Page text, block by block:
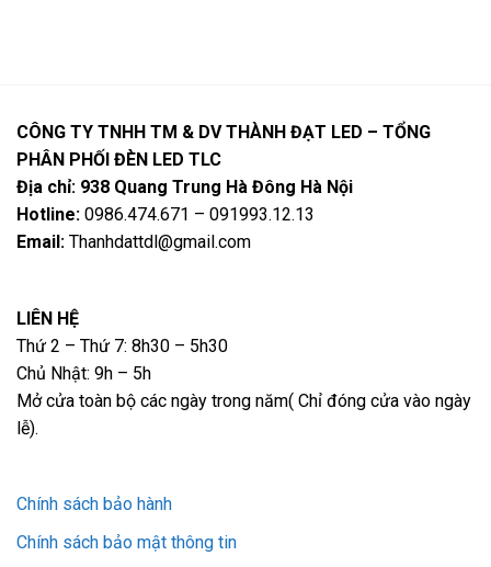
CÔNG TY TNHH TM & DV THÀNH ĐẠT LED – TỔNG
PHÂN PHỐI ĐÈN LED TLC
Địa chỉ: 938 Quang Trung Hà Đông Hà Nội
Hotline: 0986.474.671 – 091993.12.13
Email: Thanhdattdl@gmail.com
LIÊN HỆ
Thứ 2 – Thứ 7: 8h30 – 5h30
Chủ Nhật: 9h – 5h
Mở cửa toàn bộ các ngày trong năm( Chỉ đóng cửa vào ngày
lễ).
Chính sách bảo hành
Chính sách bảo mật thông tin